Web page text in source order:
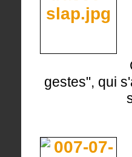
gestes", qui